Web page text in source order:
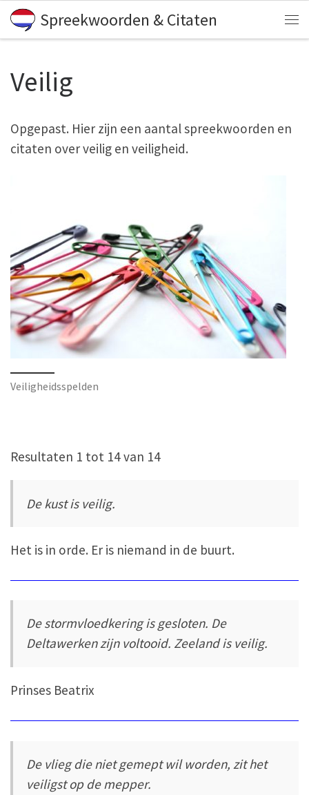
Skip to content
Spreekwoorden & Citaten
Veilig
Opgepast. Hier zijn een aantal spreekwoorden en
citaten over veilig en veiligheid.
Veiligheidsspelden
Resultaten 1 tot 14 van 14
De kust is veilig.
Het is in orde. Er is niemand in de buurt.
De stormvloedkering is gesloten. De
Deltawerken zijn voltooid. Zeeland is veilig.
Prinses Beatrix
De vlieg die niet gemept wil worden, zit het
veiligst op de mepper.